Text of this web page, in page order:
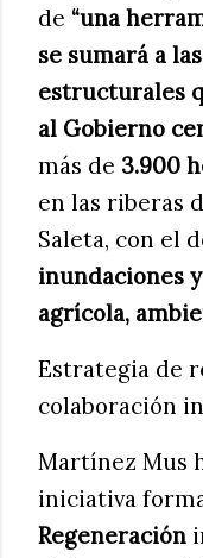
de “una
se sumará a
estructurales
al Gobierno
más de 3.900
en las riberas
Saleta, con el
inundaciones
agrícola,
Estrategia de
colaboración
Martínez Mus
iniciativa
Regeneración